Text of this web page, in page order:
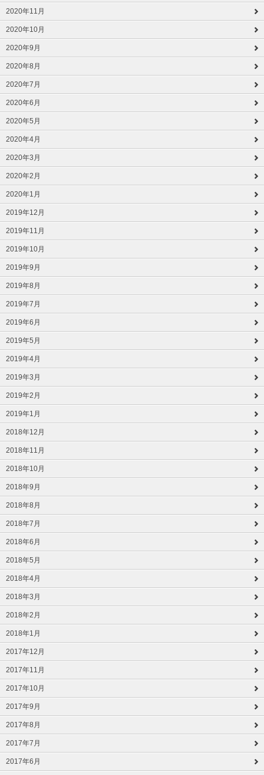
2020年11月
2020年10月
2020年9月
2020年8月
2020年7月
2020年6月
2020年5月
2020年4月
2020年3月
2020年2月
2020年1月
2019年12月
2019年11月
2019年10月
2019年9月
2019年8月
2019年7月
2019年6月
2019年5月
2019年4月
2019年3月
2019年2月
2019年1月
2018年12月
2018年11月
2018年10月
2018年9月
2018年8月
2018年7月
2018年6月
2018年5月
2018年4月
2018年3月
2018年2月
2018年1月
2017年12月
2017年11月
2017年10月
2017年9月
2017年8月
2017年7月
2017年6月